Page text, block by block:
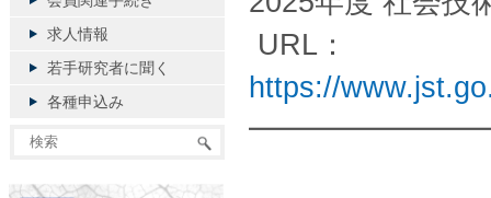
URL：
https://
求人情報
若手研究者に聞く
各種申込み